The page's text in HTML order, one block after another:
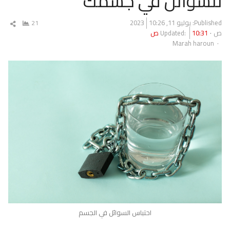
Published: يوليو 11, 2023
10:26
ص
Updated: 10:31 ص
Author
Marah haroun
21
احتباس السوائل في الجسم